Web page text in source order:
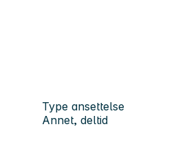
Type ansettelse
Annet, deltid